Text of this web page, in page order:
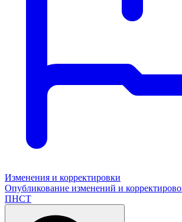
Изменения и корректировки
Опубликование изменений и
ПНСТ